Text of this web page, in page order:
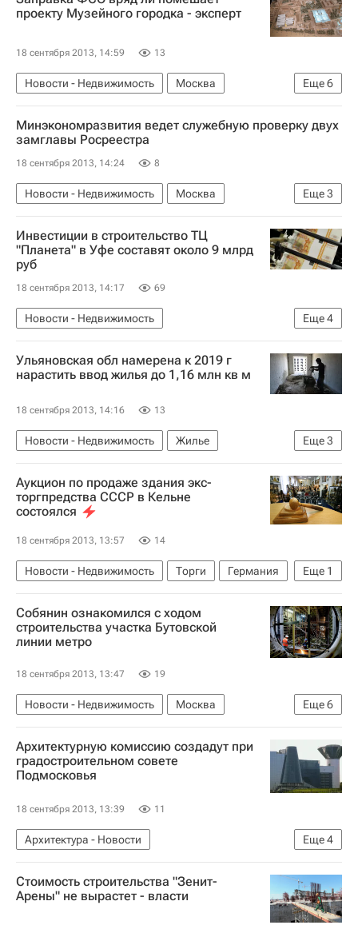
проекту Музейного городка - эксперт
18 сентября 2013, 14:59 13
Еще6
Новости - Недвижимость
Москва
Реконструкция
Музеи
Архитектура
Строительство
Россия
Минэкономразвития ведет служебную проверку двух
замглавы Росреестра
18 сентября 2013, 14:24 8
Еще3
Новости - Недвижимость
Москва
Федеральная служба государственной регистрации, кадастра и картографии (Росреестр)
Чиновники
Россия
Инвестиции в строительство ТЦ
"Планета" в Уфе составят около 9 млрд
руб
18 сентября 2013, 14:17 69
Еще4
Новости - Недвижимость
Коммерческая недвижимость
Уфа
Строительство
Россия
Ульяновская обл намерена к 2019 г
нарастить ввод жилья до 1,16 млн кв м
18 сентября 2013, 14:16 13
Еще3
Новости - Недвижимость
Жилье
Ульяновская область
Строительство
Россия
Аукцион по продаже здания экс-
торгпредства СССР в Кельне
состоялся
18 сентября 2013, 13:57 14
Еще 1
Новости - Недвижимость Торги
Германия
Недвижимость
Собянин ознакомился с ходом
строительства участка Бутовской
линии метро
18 сентября 2013, 13:47 19
Еще6
Новости - Недвижимость
Москва
Строительство метро в Москве
Метро
Сергей Собянин
Инфраструктура
Строительство
Архитектурную комиссию создадут при
градостроительном совете
Подмосковья
18 сентября 2013, 13:39 11
Еще4
Архитектура - Новости
Новости - Недвижимость
Архитектура
Московская область (Подмосковье)
Россия
Стоимость строительства "Зенит-
Арены" не вырастет - власти